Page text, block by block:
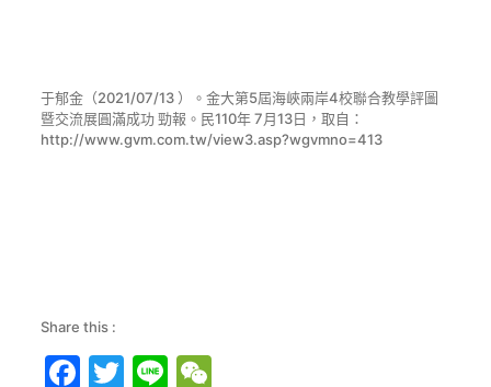
于郁金（2021/07/13 ）。金大第5屆海峽兩岸4校聯合教學評圖
暨交流展圓滿成功 勁報。民110年 7月13日，取自：
http://www.gvm.com.tw/view3.asp?wgvmno=413
Share this :
Facebook
Twitter
LineWeChat